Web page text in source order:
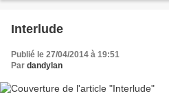
Interlude
Publié le 27/04/2014 à 19:51
Par dandylan